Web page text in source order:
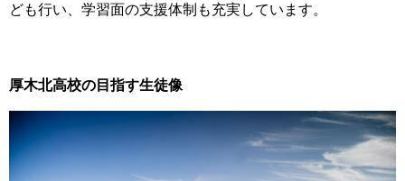
ども行い、学習面の支援体制も充実しています。
厚木北高校の目指す生徒像